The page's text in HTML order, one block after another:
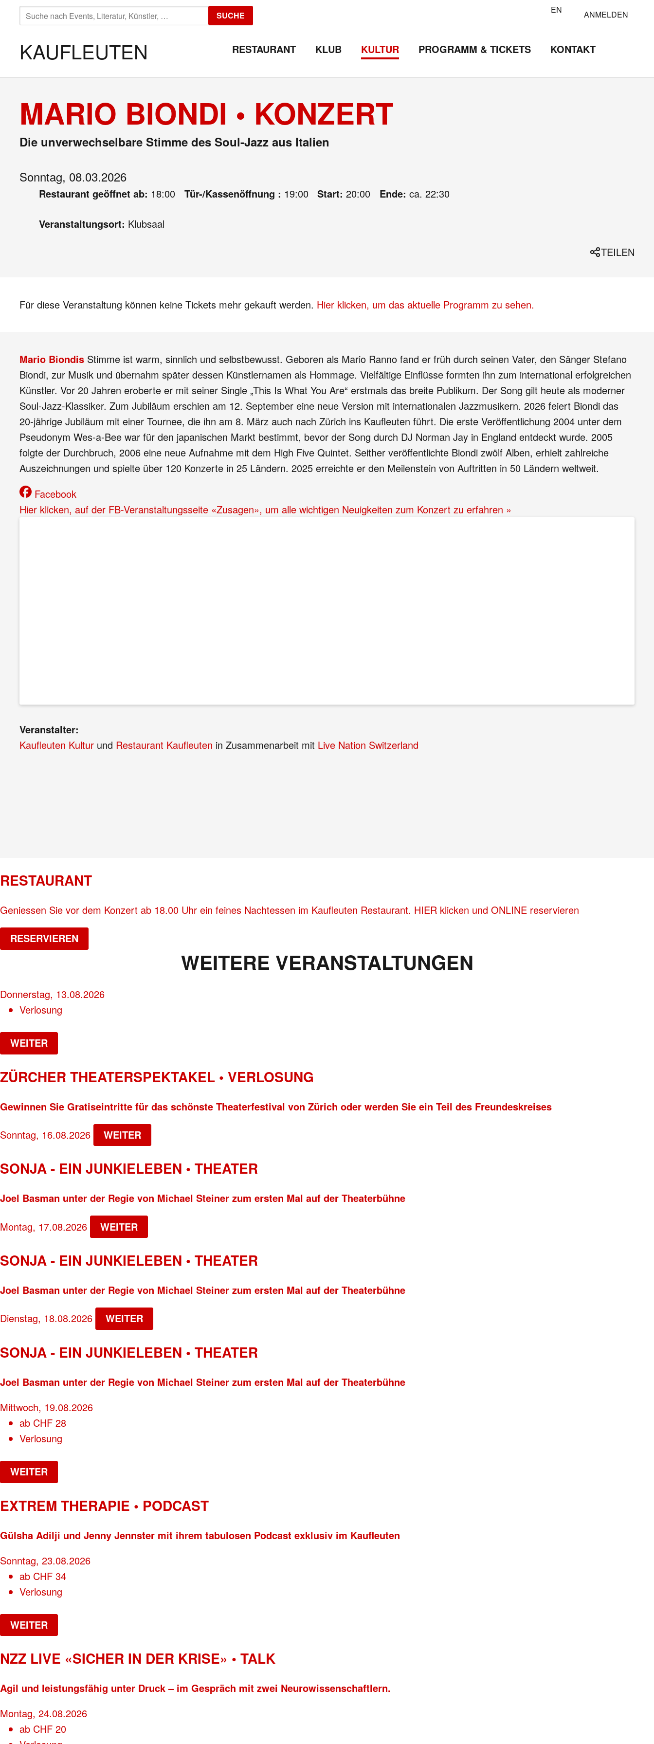
SUCHE
NACH:
SUCHE EN ANMELDEN
KAUFLEUTEN RESTAURANT KLUB KULTUR PROGRAMM & TICKETS KONTAKT
MARIO BIONDI • KONZERT
Die unverwechselbare Stimme des Soul-Jazz aus Italien
Sonntag, 08.03.2026
Restaurant geöffnet ab: 18:00 Tür-/Kassenöffnung : 19:00 Start: 20:00 Ende: ca. 22:30
Veranstaltungsort: Klubsaal
TEILEN
Für diese Veranstaltung können keine Tickets mehr gekauft werden. Hier klicken, um das aktuelle Programm zu sehen.
Mario Biondis Stimme ist warm, sinnlich und selbstbewusst. Geboren als Mario Ranno fand er früh durch seinen Vater, den Sänger Stefano
Biondi, zur Musik und übernahm später dessen Künstlernamen als Hommage. Vielfältige Einflüsse formten ihn zum international erfolgreichen
Künstler. Vor 20 Jahren eroberte er mit seiner Single „This Is What You Are“ erstmals das breite Publikum. Der Song gilt heute als moderner
Soul-Jazz-Klassiker. Zum Jubiläum erschien am 12. September eine neue Version mit internationalen Jazzmusikern. 2026 feiert Biondi das
20-jährige Jubiläum mit einer Tournee, die ihn am 8. März auch nach Zürich ins Kaufleuten führt. Die erste Veröffentlichung 2004 unter dem
Pseudonym Wes-a-Bee war für den japanischen Markt bestimmt, bevor der Song durch DJ Norman Jay in England entdeckt wurde. 2005
folgte der Durchbruch, 2006 eine neue Aufnahme mit dem High Five Quintet. Seither veröffentlichte Biondi zwölf Alben, erhielt zahlreiche
Auszeichnungen und spielte über 120 Konzerte in 25 Ländern. 2025 erreichte er den Meilenstein von Auftritten in 50 Ländern weltweit.
Facebook
Hier klicken, auf der FB-Veranstaltungsseite «Zusagen», um alle wichtigen Neuigkeiten zum Konzert zu erfahren »
Veranstalter:
Kaufleuten Kultur und Restaurant Kaufleuten in Zusammenarbeit mit Live Nation Switzerland
RESTAURANT
Geniessen Sie vor dem Konzert ab 18.00 Uhr ein feines Nachtessen im Kaufleuten Restaurant. HIER klicken und ONLINE reservieren
RESERVIEREN
WEITERE VERANSTALTUNGEN
Donnerstag, 13.08.2026
Verlosung
WEITER
ZÜRCHER THEATERSPEKTAKEL • VERLOSUNG
Gewinnen Sie Gratiseintritte für das schönste Theaterfestival von Zürich oder werden Sie ein Teil des Freundeskreises
Sonntag, 16.08.2026 WEITER
SONJA - EIN JUNKIELEBEN • THEATER
Joel Basman unter der Regie von Michael Steiner zum ersten Mal auf der Theaterbühne
Montag, 17.08.2026 WEITER
SONJA - EIN JUNKIELEBEN • THEATER
Joel Basman unter der Regie von Michael Steiner zum ersten Mal auf der Theaterbühne
Dienstag, 18.08.2026 WEITER
SONJA - EIN JUNKIELEBEN • THEATER
Joel Basman unter der Regie von Michael Steiner zum ersten Mal auf der Theaterbühne
Mittwoch, 19.08.2026
ab CHF 28
Verlosung
WEITER
EXTREM THERAPIE • PODCAST
Gülsha Adilji und Jenny Jennster mit ihrem tabulosen Podcast exklusiv im Kaufleuten
Sonntag, 23.08.2026
ab CHF 34
Verlosung
WEITER
NZZ LIVE «SICHER IN DER KRISE» • TALK
Agil und leistungsfähig unter Druck – im Gespräch mit zwei Neurowissenschaftlern.
Montag, 24.08.2026
ab CHF 20